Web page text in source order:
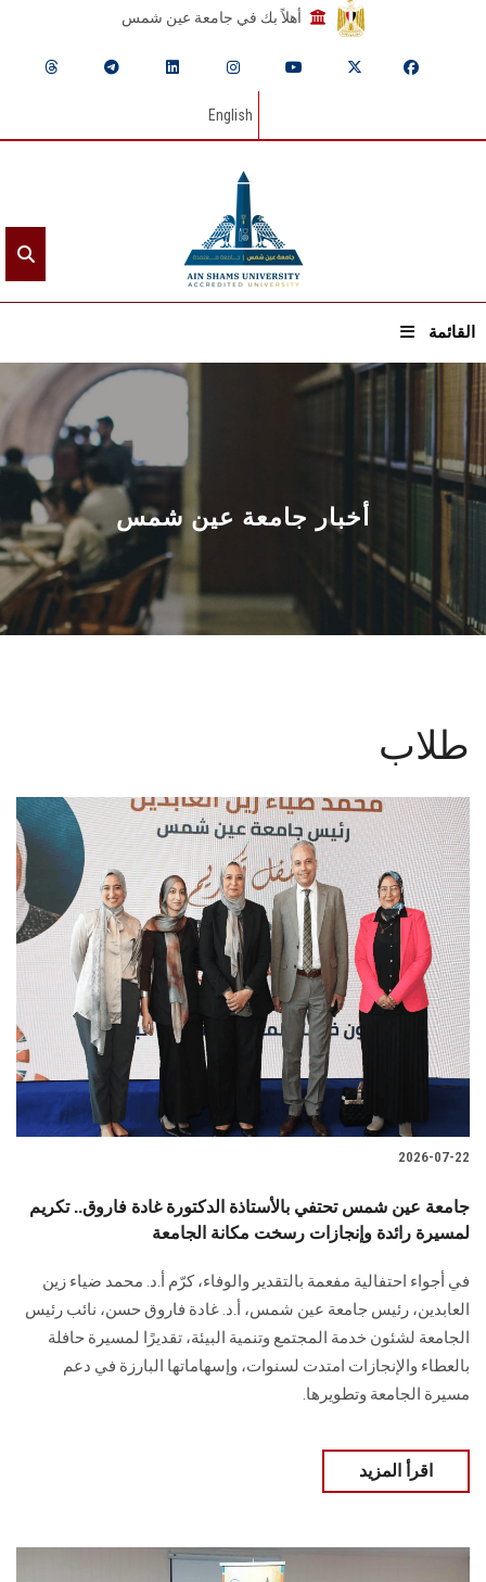
أهلاً بك في جامعة عين شمس
English
القائمة
الرئيسيـة
عن الجامعة
القطاعـات
الشئون الأكاديمية
البحث العلمي
الأنظمة الذكية
الإعلام
تواصل معنا
هيئة التدريس
الدراسات العليا
الزائـرون
سجل الان
أخبار جامعة عين شمس
طلاب
2026-07-22
جامعة عين شمس تحتفي بالأستاذة الدكتورة غادة فاروق.. تكريم
لمسيرة رائدة وإنجازات رسخت مكانة الجامعة
في أجواء احتفالية مفعمة بالتقدير والوفاء، كرّم أ.د. محمد ضياء زين
العابدين، رئيس جامعة عين شمس، أ.د. غادة فاروق حسن، نائب رئيس
الجامعة لشئون خدمة المجتمع وتنمية البيئة، تقديرًا لمسيرة حافلة
بالعطاء والإنجازات امتدت لسنوات، وإسهاماتها البارزة في دعم
مسيرة الجامعة وتطويرها.
اقرأ المزيد